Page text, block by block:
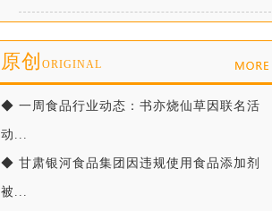
原创 ORIGINAL
◆ 一周食品行业动态：书亦烧仙草因联名活
动...
◆ 甘肃银河食品集团因违规使用食品添加剂
被...